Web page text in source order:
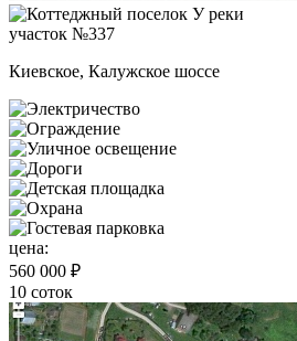
участок №337
Киевское, Калужское шоссе
цена:
560 000 ₽
10 соток